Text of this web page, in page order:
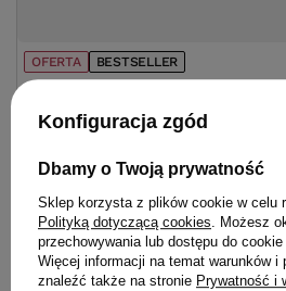
OFERTA BESTSELLER
utrwalający 500 ml
(8,20 zł / 100ml)
41pktpunktów
Najniższa cena produktu w okresie 30 dni
wprowadzeniem obniżki:40,99 zł +1%
Cena katalogowa:58,90 zł -30%
Konfiguracja zgód
Dbamy o Twoją prywatność
Sklep korzysta z plików cookie w celu
Polityką dotyczącą cookies. Możesz
przechowywania lub dostępu do
Więcej informacji na temat warunków i
znaleźć także na stronie Prywatność i